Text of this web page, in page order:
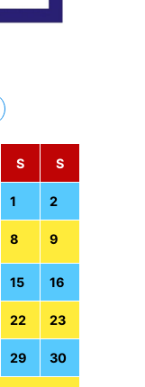
S S
1 2
8 9
15 16
22 23
29 30